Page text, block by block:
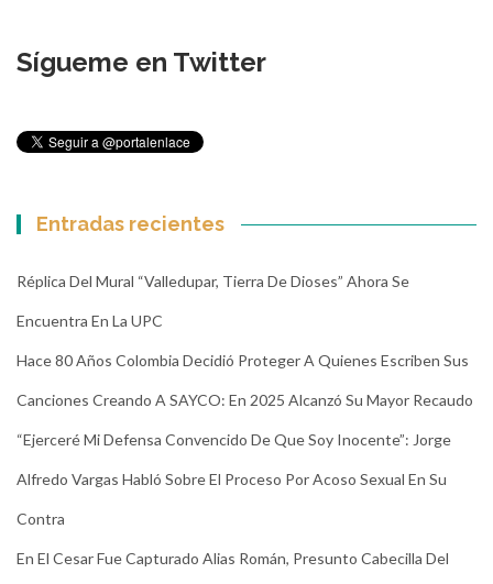
Sígueme en Twitter
Entradas recientes
Réplica Del Mural “Valledupar, Tierra De Dioses” Ahora Se
Encuentra En La UPC
Hace 80 Años Colombia Decidió Proteger A Quienes Escriben Sus
Canciones Creando A SAYCO: En 2025 Alcanzó Su Mayor Recaudo
“Ejerceré Mi Defensa Convencido De Que Soy Inocente”: Jorge
Alfredo Vargas Habló Sobre El Proceso Por Acoso Sexual En Su
Contra
En El Cesar Fue Capturado Alias Román, Presunto Cabecilla Del